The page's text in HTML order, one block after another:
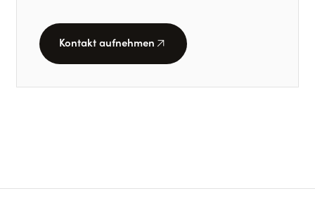
Kontakt aufnehmen arrow_outward